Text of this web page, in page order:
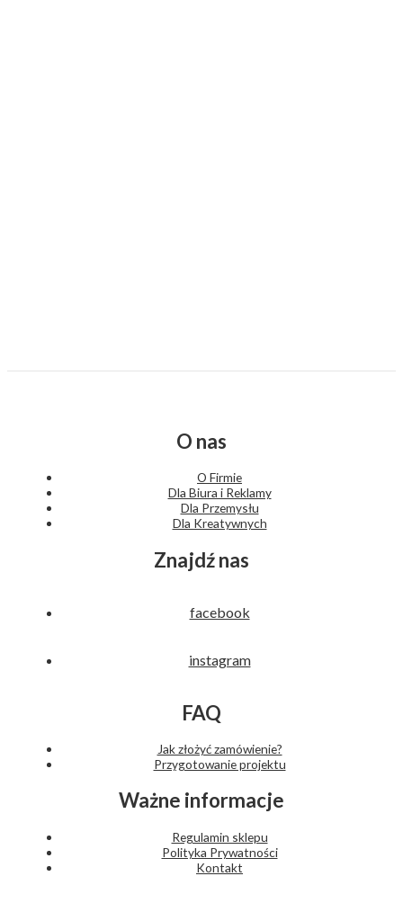
O nas
O Firmie
Dla Biura i Reklamy
Dla Przemysłu
Dla Kreatywnych
Znajdź nas
facebook
instagram
FAQ
Jak złożyć zamówienie?
Przygotowanie projektu
Ważne informacje
Regulamin sklepu
Polityka Prywatności
Kontakt